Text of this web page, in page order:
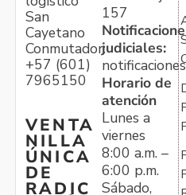
San
Cayetano
Conmutador:
+57 (601)
7965150
VENTA
NILLA
ÚNICA
DE
RADIC
157
judiciales:
Horario de
atención
Lunes a
viernes
8:00 a.m. –
6:00 p.m.
Sábado,